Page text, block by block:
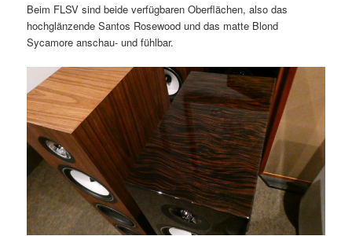
Beim FLSV sind beide verfügbaren Oberflächen, also das
hochglänzende Santos Rosewood und das matte Blond
Sycamore anschau- und fühlbar.